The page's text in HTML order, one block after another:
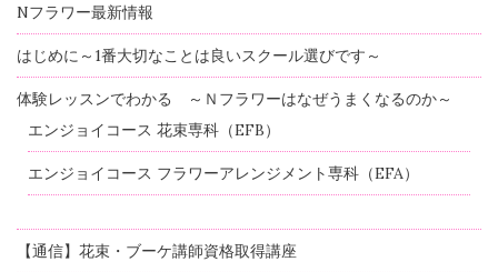
Nフラワー最新情報
はじめに～1番大切なことは良いスクール選びです～
体験レッスンでわかる ～Ｎフラワーはなぜうまくなるのか～
エンジョイコース 花束専科（EFB）
エンジョイコース フラワーアレンジメント専科（EFA）
【通信】花束・ブーケ講師資格取得講座